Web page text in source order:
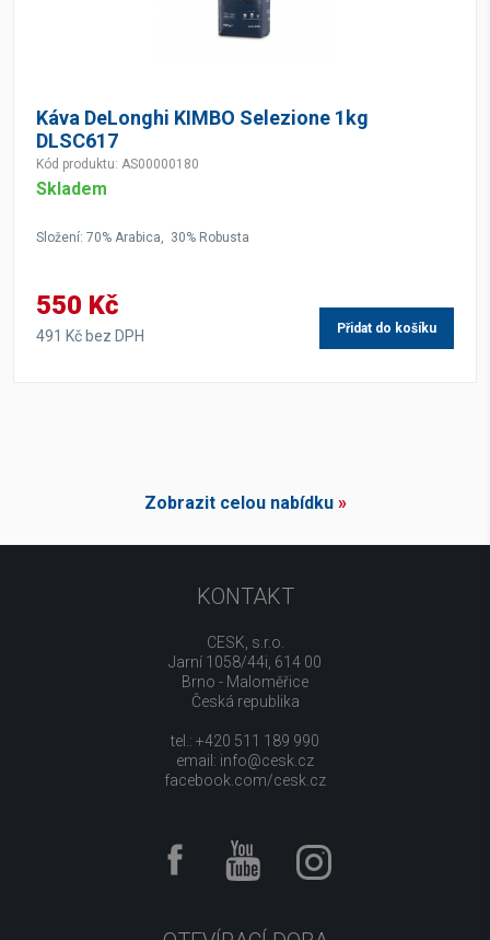
Káva DeLonghi KIMBO Selezione 1kg
DLSC617
Kód produktu: AS00000180
Skladem
Složení: 70% Arabica, 30% Robusta
550 Kč
491 Kč bez DPH Přidat do košíku
Zobrazit celou nabídku»
KONTAKT
CESK, s.r.o.
Jarní 1058/44i, 614 00
Brno - Maloměřice
Česká republika
tel.: +420 511 189 990
email: info@cesk.cz
facebook.com/cesk.cz